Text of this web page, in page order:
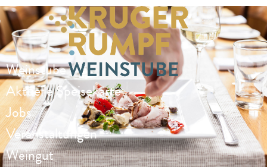
Weinstube
Aktuelle Speisekarte
Jobs
Veranstaltungen
Weingut